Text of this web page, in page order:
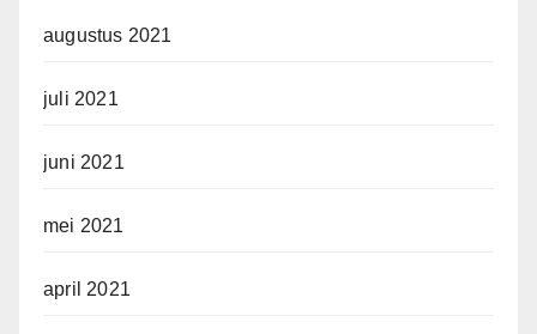
augustus 2021
juli 2021
juni 2021
mei 2021
april 2021